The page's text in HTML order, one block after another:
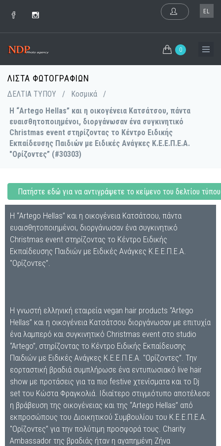
EL
0
ΛΊΣΤΑ ΦΩΤΟΓΡΑΦΙΏΝ
ΔΕΛΤΙΑ ΤΥΠΟΥ / Κοσμικά
/
Η “Artego Hellas” και η οικογένεια Κατσάτσου, πάντα
ευαισθητοποιημένοι, διοργάνωσαν ένα συγκινητικό
Christmas event στηρίζοντας το Κέντρο Ειδικής
Εκπαίδευσης Παιδιών με Ειδικές Ανάγκες Κ.Ε.Ε.Π.Ε.Α.
"Ορίζοντες” (#30303)
Πατήστε εδώ για να αντιγράψετε το κείμενο του δελτίου τύπου
Η “Artego Hellas” και η οικογένεια Κατσάτσου, πάντα
ευαισθητοποιημένοι, διοργάνωσαν ένα συγκινητικό
Christmas event στηρίζοντας το Κέντρο Ειδικής
Εκπαίδευσης Παιδιών με Ειδικές Ανάγκες Κ.Ε.Ε.Π.Ε.Α.
"Ορίζοντες”.
Η γνωστή ελληνική εταιρεία vegan hair products “Artego
Hellas” και η οικογένεια Κατσάτσου διοργάνωσαν με επιτυχία
ένα λαμπερό και συγκινητικό Christmas event στο studio
“Artego”, στηρίζοντας το Κέντρο Ειδικής Εκπαίδευσης
Παιδιών με Ειδικές Ανάγκες Κ.Ε.Ε.Π.Ε.Α. "Ορίζοντες”. Την
εορταστική βραδιά συμπλήρωσε ένα εντυπωσιακό live hair
show με προτάσεις για τα πιο festive χτενίσματα και το Dj
set του Κώστα Φραγκολιά. Ιδιαίτερο στιγμιότυπο αποτέλεσε
η βράβευση της οικογένειας και της “Artego Hellas” από
εκπροσώπους του Διοικητικού Συμβουλίου του Κ.Ε.Ε.Π.Ε.Α.
"Ορίζοντες” για την πολύτιμη προσφορά τους. Charity
Ambassador της βραδιάς ήταν η αγαπημένη Ζήνα